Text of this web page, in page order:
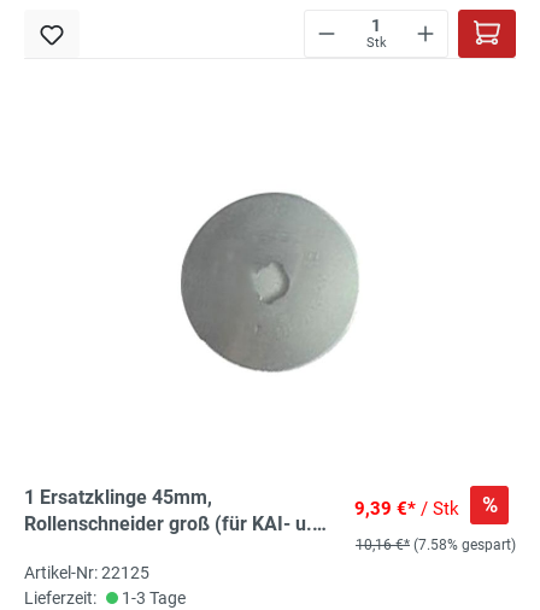
Stk
1 Ersatzklinge 45mm,
Rollenschneider groß (für KAI- u.
9,39 €* / Stk %
10,16 €* (7.58% gespart)
Artikel-Nr: 22125
Lieferzeit:
1-3 Tage